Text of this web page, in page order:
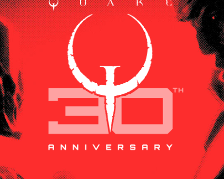
Silhouetted figures of two characters from Quake
Champions against a red background. The overall tone is
dramatic and bold.